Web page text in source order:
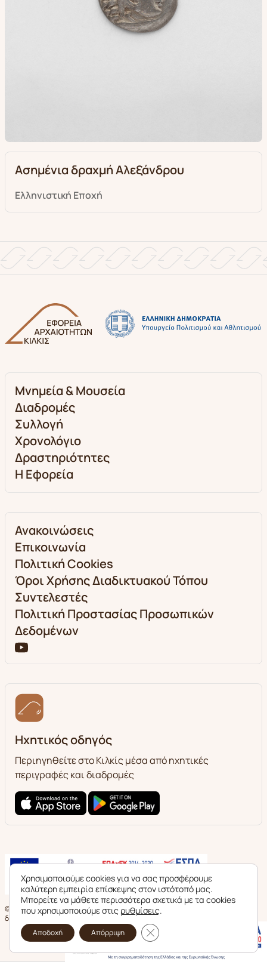
Ασημένια δραχμή Αλεξάνδρου
Ελληνιστική Eποχή
Μνημεία & Μουσεία
Διαδρομές
Συλλογή
Χρονολόγιο
Δραστηριότητες
Η Εφορεία
Ανακοινώσεις
Επικοινωνία
Πολιτική Cookies
Όροι Χρήσης Διαδικτυακού Τόπου
Συντελεστές
Πολιτική Προστασίας Προσωπικών
Δεδομένων
Ηχητικός οδηγός
Περιηγηθείτε στο Κιλκίς μέσα από ηχητικές
περιγραφές και διαδρομές
© 2024 Εφορεία Αρχαιοτήτων Κιλκίς. Με επιφύλαξη παντός νομίμου
δικαιώματος.
Χρησιμοποιούμε cookies για να σας προσφέρουμε
καλύτερη εμπειρία επίσκεψης στον ιστότοπό μας.
Μπορείτε να μάθετε περισσότερα σχετικά με τα cookies
που χρησιμοποιούμε στις ρυθμίσεις.
Αποδοχή Απόρριψη Κλείσιμο του Cookie banner